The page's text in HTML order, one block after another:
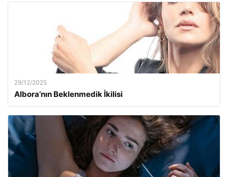
29/12/2025
Albora’nın Beklenmedik İkilisi